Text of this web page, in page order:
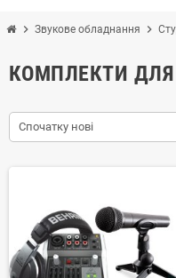
chevron_right Звукове обладнання chevron_right
КОМПЛЕКТИ
Спочатку нові